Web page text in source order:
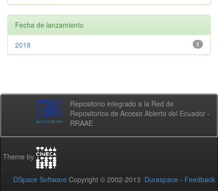
Fecha de lanzamiento
1
2018
Repositorio integrado a la Red de
Repositorios de Acceso Abierto del Ecuador -
RRAAE
Theme by
DSpace Software Copyright © 2002-2013 Duraspace - Feedback